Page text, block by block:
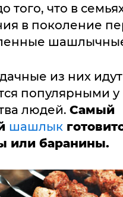
того, что в
в поколение
из них
популярными у
людей. Самый
шашлык
или баранины.